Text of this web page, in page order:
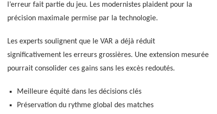
l’erreur fait partie du jeu. Les modernistes plaident pour la
précision maximale permise par la technologie.
Les experts soulignent que le VAR a déjà réduit
significativement les erreurs grossières. Une extension mesurée
pourrait consolider ces gains sans les excès redoutés.
Meilleure équité dans les décisions clés
Préservation du rythme global des matches